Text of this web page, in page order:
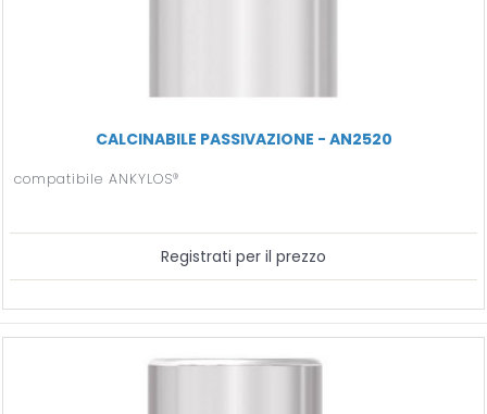
CALCINABILE PASSIVAZIONE - AN2520
compatibile ANKYLOS®
Registrati per il prezzo